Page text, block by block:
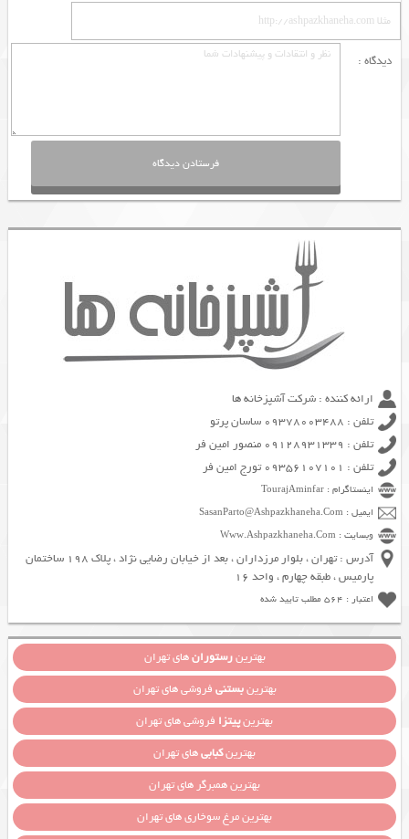
دیدگاه :
ارائه کننده : شرکت آشپزخانه ها
تلفن : 09378003488 ساسان پرتو
تلفن : 09128931339 منصور امین فر
تلفن : 09356107101 تورج امین فر
اینستاگرام : TourajAminfar
ایمیل : SasanParto@Ashpazkhaneha.Com
وبسایت : Www.Ashpazkhaneha.Com
آدرس : تهران ، بلوار مرزداران ، بعد از خیابان رضایی نژاد ، پلاک 198 ساختمان
پارمیس ، طبقه چهارم ، واحد 16
اعتبار : 564 مطلب تایید شده
بهترینرستورانهای تهران
بهترینبستنی فروشی های تهران
بهترینپیتزا فروشی های تهران
بهترینکبابیهای تهران
بهترین همبرگر های تهران
بهترین مرغ سوخاری های تهران